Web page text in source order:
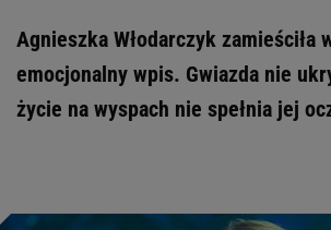
Agnieszka Włodarczyk zamieściła
emocjonalny wpis. Gwiazda nie
życie na wyspach nie spełnia jej